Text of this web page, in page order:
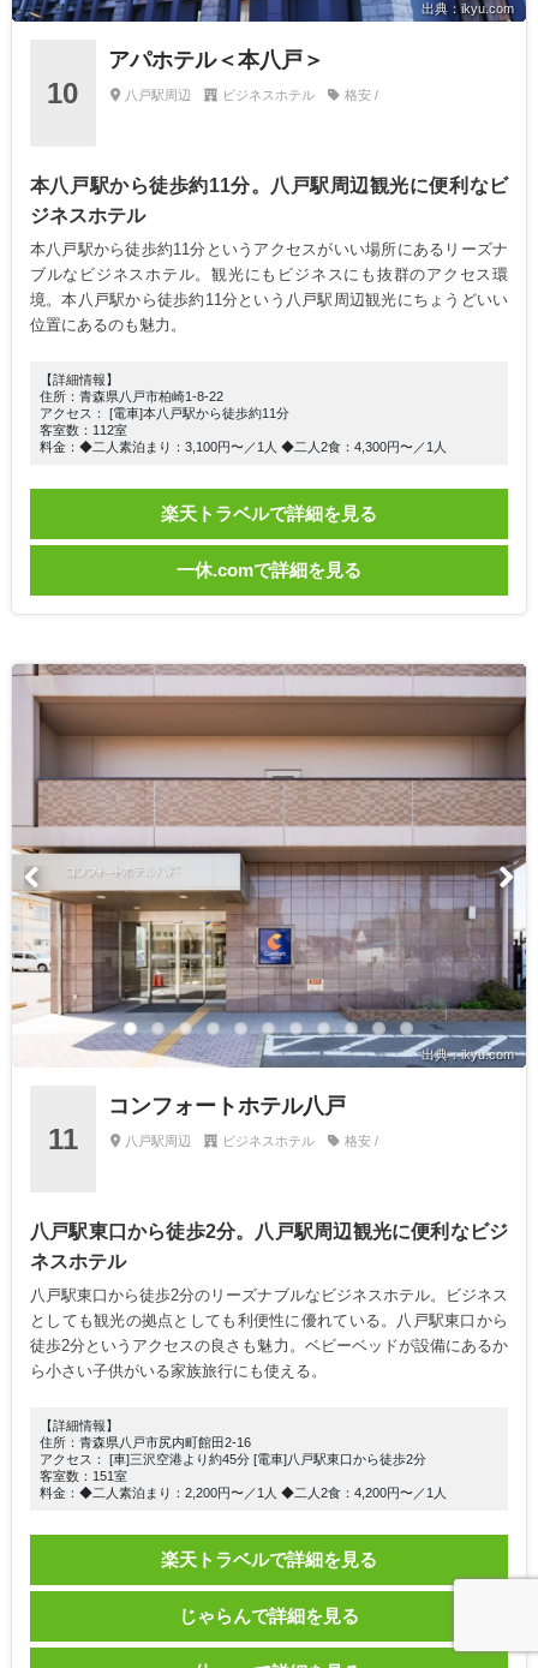
出典：ikyu.com
10
アパホテル＜本八戸＞
八戸駅周辺 ビジネスホテル 格安 /
本八戸駅から徒歩約11分。八戸駅周辺観光に便利なビ
ジネスホテル
本八戸駅から徒歩約11分というアクセスがいい場所にあるリーズナ
ブルなビジネスホテル。観光にもビジネスにも抜群のアクセス環
境。本八戸駅から徒歩約11分という八戸駅周辺観光にちょうどいい
位置にあるのも魅力。
【詳細情報】
住所：青森県八戸市柏崎1-8-22
アクセス： [電車]本八戸駅から徒歩約11分
客室数：112室
料金：◆二人素泊まり：3,100円〜／1人 ◆二人2食：4,300円〜／1人
楽天トラベルで詳細を見る
一休.comで詳細を見る
出典：ikyu.com
11
コンフォートホテル八戸
八戸駅周辺 ビジネスホテル 格安 /
八戸駅東口から徒歩2分。八戸駅周辺観光に便利なビジ
ネスホテル
八戸駅東口から徒歩2分のリーズナブルなビジネスホテル。ビジネス
としても観光の拠点としても利便性に優れている。八戸駅東口から
徒歩2分というアクセスの良さも魅力。ベビーベッドが設備にあるか
ら小さい子供がいる家族旅行にも使える。
【詳細情報】
住所：青森県八戸市尻内町館田2-16
アクセス： [車]三沢空港より約45分 [電車]八戸駅東口から徒歩2分
客室数：151室
料金：◆二人素泊まり：2,200円〜／1人 ◆二人2食：4,200円〜／1人
楽天トラベルで詳細を見る
じゃらんで詳細を見る